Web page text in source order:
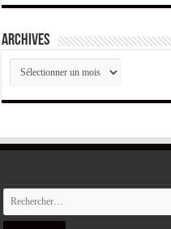
ARCHIVES
ARCHIVES